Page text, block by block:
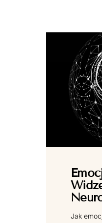
Jak